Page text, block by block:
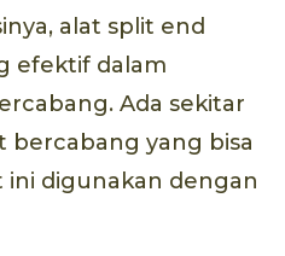
alat split end
efektif dalam
Ada sekitar
bercabang yang bisa
ini digunakan dengan